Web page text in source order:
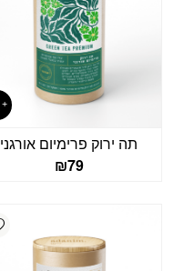
תה ירוק פרימיום אורגני
₪79